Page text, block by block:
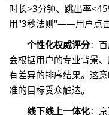
时长>3分钟、跳出率
用"3秒法则"——用户点击
个性化权威评分：
会根据用户的专业背景
有差异的排序结果。这
准的目标受众触达。
线下线上一体化：